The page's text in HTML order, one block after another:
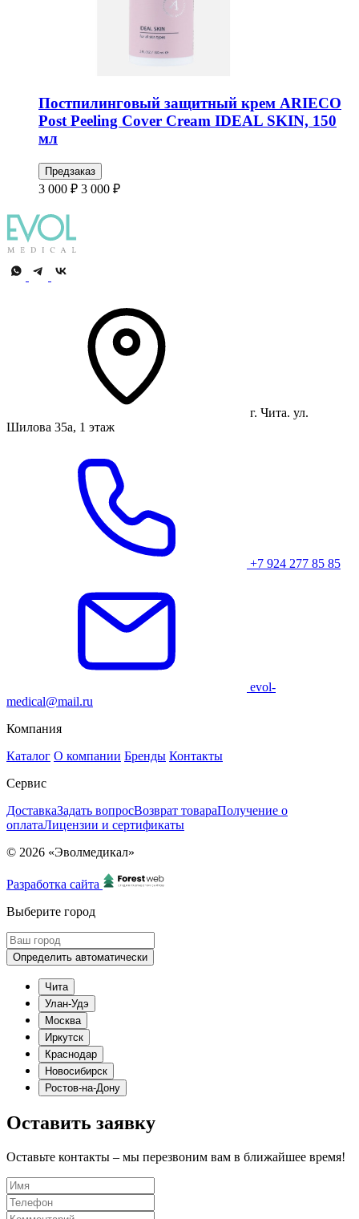
Постпилинговый защитный крем ARIECO
Post Peeling Cover Cream IDEAL SKIN, 150
мл
Предзаказ
3 000 ₽ 3 000 ₽
г. Чита. ул.
Шилова 35а, 1 этаж
+7 924 277 85 85
evol-
medical@mail.ru
Компания
Каталог О компании Бренды Контакты
Сервис
ДоставкаЗадать вопросВозврат товараПолучение о
оплатаЛицензии и сертификаты
© 2026 «Эволмедикал»
Разработка сайта
Выберите город
Определить автоматически
Чита
Улан-Удэ
Москва
Иркутск
Краснодар
Новосибирск
Ростов-на-Дону
Оставить заявку
Оставьте контакты – мы перезвоним вам в ближайшее время!